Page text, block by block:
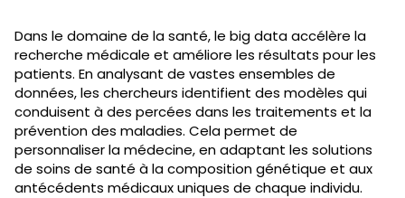
Dans le domaine de la santé, le big data accélère la
recherche médicale et améliore les résultats pour les
patients. En analysant de vastes ensembles de
données, les chercheurs identifient des modèles qui
conduisent à des percées dans les traitements et la
prévention des maladies. Cela permet de
personnaliser la médecine, en adaptant les solutions
de soins de santé à la composition génétique et aux
antécédents médicaux uniques de chaque individu.